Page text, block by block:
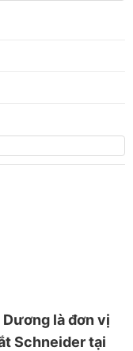
Dương là đơn vị
Schneider tại